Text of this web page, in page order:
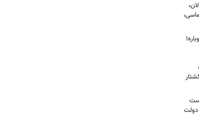
دولت